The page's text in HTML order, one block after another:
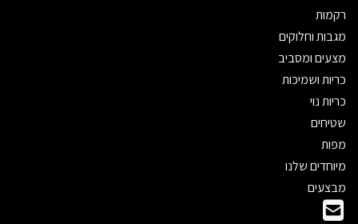
רקמות
מגבות וחלוקים
מצעים ומסביב
כריות ושמיכות
כריות נוי
שטיחים
מפות
מיוחדים שלנו
מבצעים